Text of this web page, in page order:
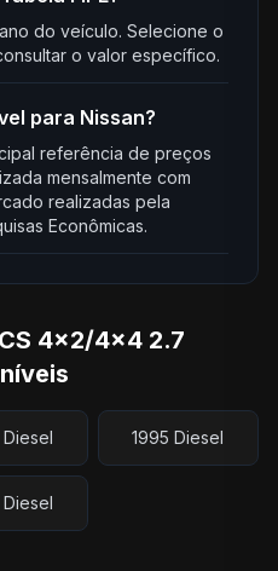
do veículo. Selecione o
o valor específico.
para Nissan?
referência de preços
mensalmente com
realizadas pela
Econômicas.
4x2/4x4 2.7
1995 Diesel
Diesel